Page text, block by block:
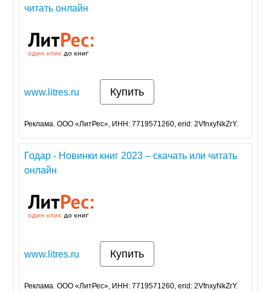
читать онлайн
www.litres.ru Купить
Реклама. ООО «ЛитРес», ИНН: 7719571260, erid: 2VfnxyNkZrY.
Годар - Новинки книг 2023 – скачать или читать
онлайн
www.litres.ru Купить
Реклама. ООО «ЛитРес», ИНН: 7719571260, erid: 2VfnxyNkZrY.